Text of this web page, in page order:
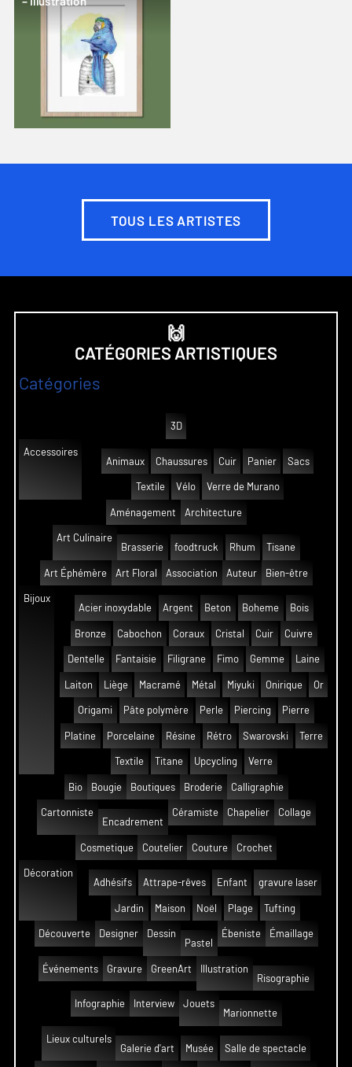
TOUS LES ARTISTES
🙌
CATÉGORIES ARTISTIQUES
Catégories
3D
Accessoires
Animaux
Chaussures Cuir Panier Sacs
Textile Vélo Verre de Murano
Aménagement Architecture
Art Culinaire
Brasserie
foodtruck Rhum Tisane
Art Éphémère Art Floral Association Auteur Bien-être
Bijoux
Acier inoxydable
Argent Beton Boheme Bois
Bronze Cabochon Coraux Cristal Cuir Cuivre
Dentelle Fantaisie Filigrane Fimo Gemme Laine
Laiton Liège Macramé Métal Miyuki Onirique Or
Origami Pâte polymère Perle Piercing Pierre
Platine Porcelaine Résine Rétro Swarovski Terre
Textile Titane Upcycling Verre
Bio Bougie Boutiques Broderie Calligraphie
Cartonniste
Encadrement
Céramiste Chapelier Collage
Cosmetique Coutelier Couture Crochet
Décoration
Adhésifs
Attrape-rêves Enfant gravure laser
Jardin Maison Noël Plage Tufting
Découverte Designer
Dessin
Pastel
Ébeniste Émaillage
Événements Gravure GreenArt
Illustration
Risographie
Infographie Interview
Jouets
Marionnette
Lieux culturels
Galerie d'art
Musée Salle de spectacle